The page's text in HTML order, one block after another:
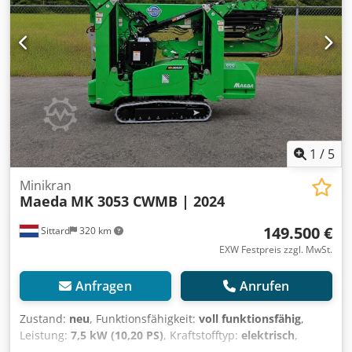
1 / 5
Sittard 320 km
Minikran
Maeda MK 3053 CWMB | 2024
149.500 €
EXW Festpreis zzgl. MwSt.
Anfragen Anrufen
Zustand: neu, Funktionsfähigkeit: voll funktionsfähig,
Leistung: 7,5 kW (10,20 PS), Kraftstofftyp: elektrisch,